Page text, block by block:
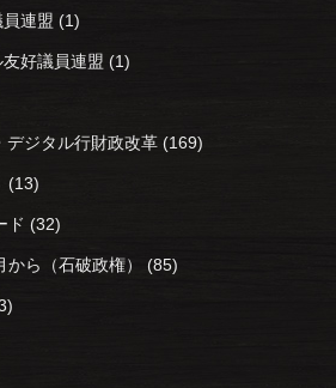
連盟 (1)
好議員連盟 (1)
デジタル行財政改革 (169)
(13)
ド (32)
ら（石破政権） (85)